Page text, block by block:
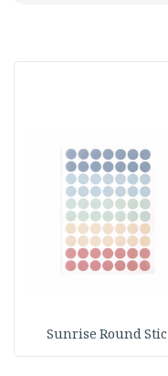
Sunrise Round Stic